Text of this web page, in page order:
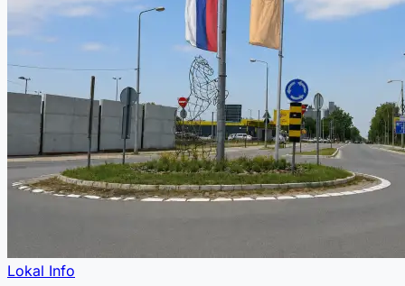
Lokal Info